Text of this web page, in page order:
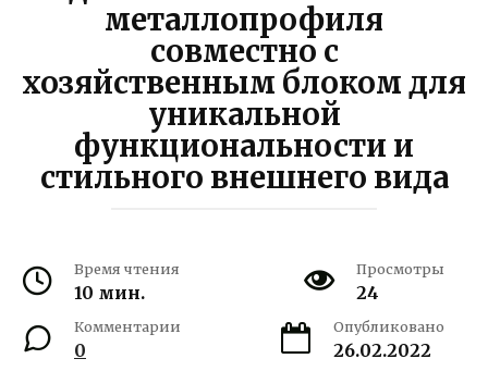
металлопрофиля
совместно с
хозяйственным блоком для
уникальной
функциональности и
стильного внешнего вида
Время чтения
10 мин.
Просмотры
24
Комментарии
0
Опубликовано
26.02.2022